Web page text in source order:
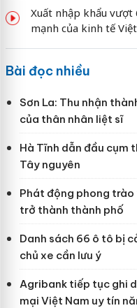
Xuất nhập khẩu
mạnh của kinh tế
Bài đọc nhiều
Sơn La: Thu nhận
của thân nhân liệt sĩ
Hà Tĩnh dẫn đầu cụm
Tây nguyên
Phát động phong trào
trở thành thành phố
Danh sách 66 ô tô bị
chủ xe cần lưu ý
Agribank tiếp tục ghi
mại Việt Nam uy tín